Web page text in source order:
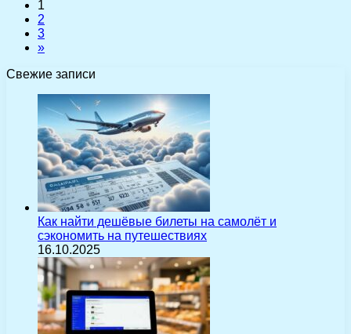
1
2
3
»
Свежие записи
Как найти дешёвые билеты на самолёт и
сэкономить на путешествиях
16.10.2025